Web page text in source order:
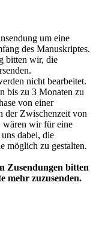
um eine
des Manuskriptes.
bitten wir, die
nicht bearbeitet.
bis zu 3 Monaten zu
von einer
der Zwischenzeit von
wären wir für eine
dabei, die
möglich zu gestalten.
Zusendungen bitten
mehr zuzusenden.